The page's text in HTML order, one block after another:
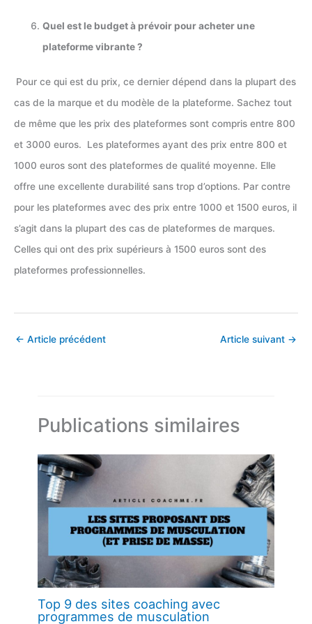
Quel est le budget à prévoir pour acheter une
plateforme vibrante ?
Pour ce qui est du prix, ce dernier dépend dans la plupart des
cas de la marque et du modèle de la plateforme. Sachez tout
de même que les prix des plateformes sont compris entre 800
et 3000 euros. Les plateformes ayant des prix entre 800 et
1000 euros sont des plateformes de qualité moyenne. Elle
offre une excellente durabilité sans trop d’options. Par contre
pour les plateformes avec des prix entre 1000 et 1500 euros, il
s’agit dans la plupart des cas de plateformes de marques.
Celles qui ont des prix supérieurs à 1500 euros sont des
plateformes professionnelles.
← Article précédent Article suivant →
Publications similaires
Top 9 des sites coaching avec
programmes de musculation